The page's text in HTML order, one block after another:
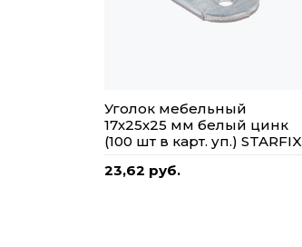
Уголок мебельный
17х25х25 мм белый цинк
(100 шт в карт. уп.) STARFIX
23,62 руб.